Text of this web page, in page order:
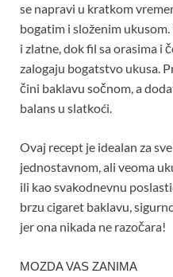
se napravi u kratkom
bogatim i složenim
i zlatne, dok fil sa orasima i
zalogaju bogatstvo ukusa.
čini baklavu sočnom, a
balans u slatkoći.
Ovaj recept je idealan za
jednostavnom, ali veoma
ili kao svakodnevnu
brzu cigaret baklavu,
jer ona nikada ne razočara!